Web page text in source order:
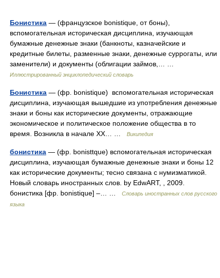
Бонистика — (французское bonistique, от боны),
вспомогательная историческая дисциплина, изучающая
бумажные денежные знаки (банкноты, казначейские и
кредитные билеты, разменные знаки, денежные суррогаты, или
заменители) и документы (облигации займов,… …
Иллюстрированный энциклопедический словарь
Бонистика — (фр. bonistique) вспомогательная историческая
дисциплина, изучающая вышедшие из употребления денежные
знаки и боны как исторические документы, отражающие
экономическое и политическое положение общества в то
время. Возникла в начале XX… …
Википедия
бонистика — (фр. bonisttque) вспомогательная историческая
дисциплина, изучающая бумажные денежные знаки и боны 12
как исторические документы; тесно связана с нумизматикой.
Новый словарь иностранных слов. by EdwART, , 2009.
бонистика [фр. bonistique] –… …
Словарь иностранных слов русского
языка